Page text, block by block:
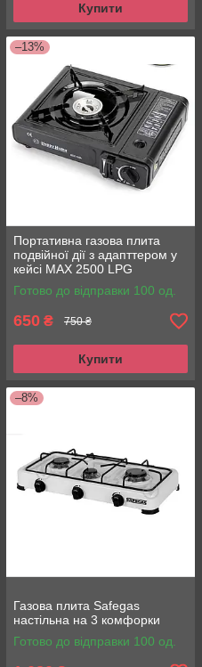
Купити
–13%
Портативна газова плита
подвійної дії з адапттером у
кейсі MAX 2500 LPG
Готово до відправки 100 од.
650 ₴ 750 ₴
Купити
–8%
Газова плита Safegas
настільна на 3 комфорки
Готово до відправки 100 од.